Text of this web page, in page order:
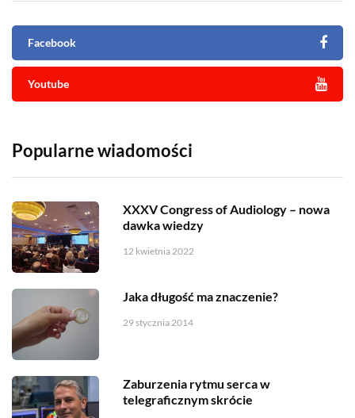
Facebook
Youtube
Popularne wiadomości
XXXV Congress of Audiology – nowa
dawka wiedzy
12 kwietnia 2022
Jaka długość ma znaczenie?
29 stycznia 2014
Zaburzenia rytmu serca w
telegraficznym skrócie